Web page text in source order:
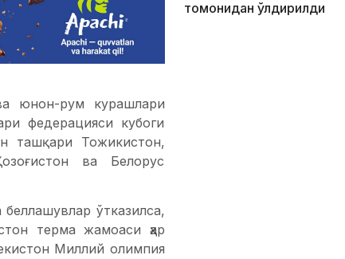
юнон-рум курашлари
федерацияси кубоги
ташқари Тожикистон,
ва Белорус
ўтказилса,
терма жамоаси ҳар
Миллий олимпия
томонидан ўлдирилди